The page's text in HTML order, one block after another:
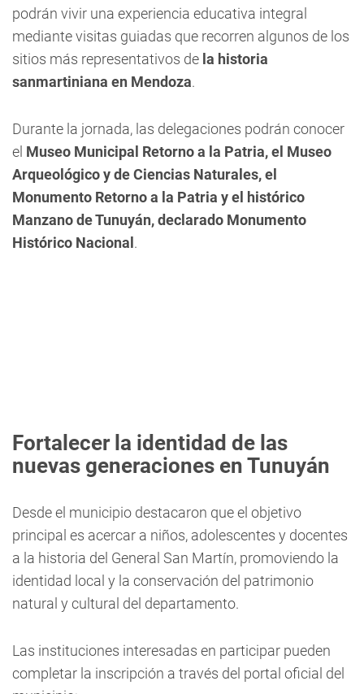
podrán vivir una experiencia educativa integral
mediante visitas guiadas que recorren algunos de los
sitios más representativos de la historia
sanmartiniana en Mendoza.
Durante la jornada, las delegaciones podrán conocer
el Museo Municipal Retorno a la Patria, el Museo
Arqueológico y de Ciencias Naturales, el
Monumento Retorno a la Patria y el histórico
Manzano de Tunuyán, declarado Monumento
Histórico Nacional .
Fortalecer la identidad de las
nuevas generaciones en Tunuyán
Desde el municipio destacaron que el objetivo
principal es acercar a niños, adolescentes y docentes
a la historia del General San Martín, promoviendo la
identidad local y la conservación del patrimonio
natural y cultural del departamento.
Las instituciones interesadas en participar pueden
completar la inscripción a través del portal oficial del